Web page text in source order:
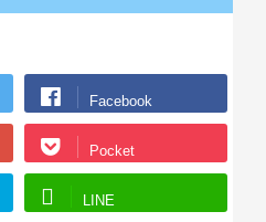
Facebook
Pocket
LINE